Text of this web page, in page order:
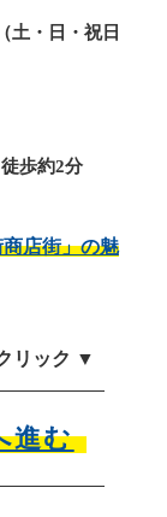
土・日・祝日
歩約2分
店街」の魅
リック ▼
進む